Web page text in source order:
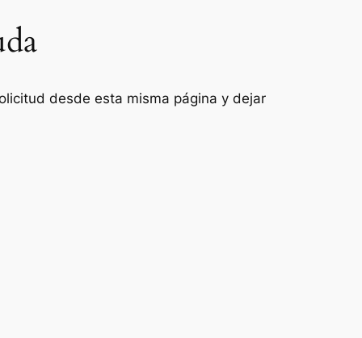
desde esta misma página y dejar